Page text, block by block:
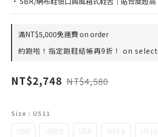
滿NT$5,000免運費 on order
約跑啦！指定跑鞋結帳再9折！ on
NT$2,748 NT$4,580
Size : US11
US8 US8.5 US9 US9.5 US10